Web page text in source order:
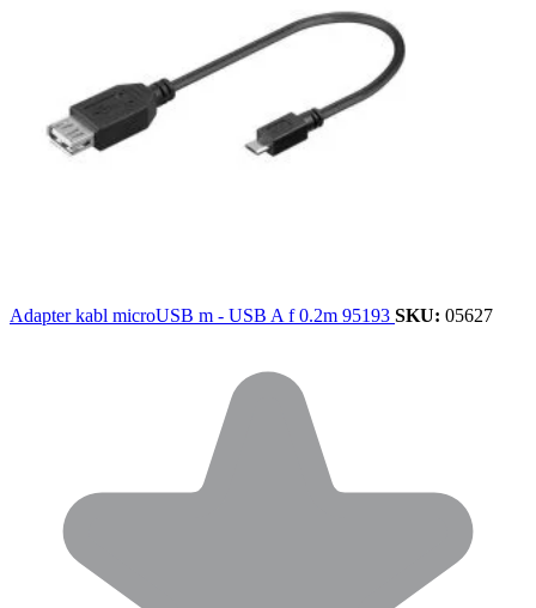
Adapter kabl microUSB m - USB A f 0.2m 95193 SKU: 05627